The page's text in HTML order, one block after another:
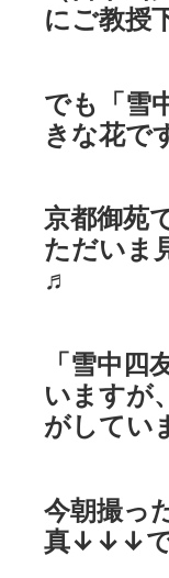
にご教授
でも「雪
きな花で
京都御苑
ただいま
♬
「雪中
いますが
がしてい
今朝撮っ
真↓↓↓で